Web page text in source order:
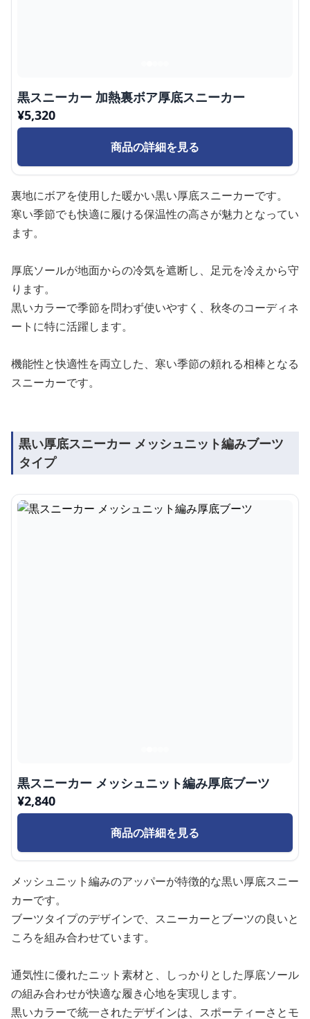
黒スニーカー 加熱裏ボア厚底スニーカー
¥5,320
商品の詳細を見る
裏地にボアを使用した暖かい黒い厚底スニーカーです。
寒い季節でも快適に履ける保温性の高さが魅力となってい
ます。
厚底ソールが地面からの冷気を遮断し、足元を冷えから守
ります。
黒いカラーで季節を問わず使いやすく、秋冬のコーディネ
ートに特に活躍します。
機能性と快適性を両立した、寒い季節の頼れる相棒となる
スニーカーです。
黒い厚底スニーカー メッシュニット編みブーツ
タイプ
黒スニーカー メッシュニット編み厚底ブーツ
¥2,840
商品の詳細を見る
メッシュニット編みのアッパーが特徴的な黒い厚底スニー
カーです。
ブーツタイプのデザインで、スニーカーとブーツの良いと
ころを組み合わせています。
通気性に優れたニット素材と、しっかりとした厚底ソール
の組み合わせが快適な履き心地を実現します。
黒いカラーで統一されたデザインは、スポーティーさとモ